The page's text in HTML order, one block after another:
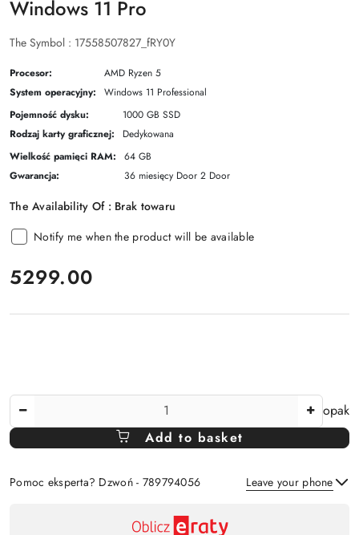
Windows 11 Pro
The Symbol : 17558507827_fRY0Y
Procesor:
AMD Ryzen 5
System operacyjny:
Windows 11 Professional
Pojemność dysku:
1000 GB SSD
Rodzaj karty graficznej:
Dedykowana
Wielkość pamięci RAM:
64 GB
Gwarancja:
36 miesięcy Door 2 Door
The Availability Of : Brak towaru
Notify me when the product will be available
price:
5299.00
Of
opak
Add to basket
Pomoc eksperta? Dzwoń - 789794056 Leave your phone